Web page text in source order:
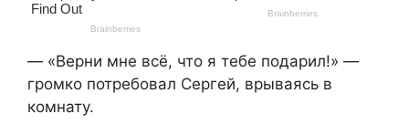
— «Верни мне всё, что я тебе подарил!» —
громко потребовал Сергей, врываясь в
комнату.